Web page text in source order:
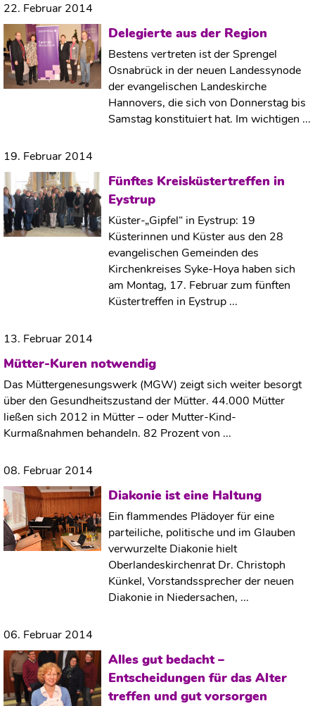
22. Februar 2014
Delegierte aus der Region
Bestens vertreten ist der Sprengel
Osnabrück in der neuen Landessynode
der evangelischen Landeskirche
Hannovers, die sich von Donnerstag bis
Samstag konstituiert hat. Im wichtigen ...
19. Februar 2014
Fünftes Kreisküstertreffen in
Eystrup
Küster-„Gipfel“ in Eystrup: 19
Küsterinnen und Küster aus den 28
evangelischen Gemeinden des
Kirchenkreises Syke-Hoya haben sich
am Montag, 17. Februar zum fünften
Küstertreffen in Eystrup ...
13. Februar 2014
Mütter-Kuren notwendig
Das Müttergenesungswerk (MGW) zeigt sich weiter besorgt
über den Gesundheitszustand der Mütter. 44.000 Mütter
ließen sich 2012 in Mütter – oder Mutter-Kind-
Kurmaßnahmen behandeln. 82 Prozent von ...
08. Februar 2014
Diakonie ist eine Haltung
Ein flammendes Plädoyer für eine
parteiliche, politische und im Glauben
verwurzelte Diakonie hielt
Oberlandeskirchenrat Dr. Christoph
Künkel, Vorstandssprecher der neuen
Diakonie in Niedersachen, ...
06. Februar 2014
Alles gut bedacht –
Entscheidungen für das Alter
treffen und gut vorsorgen